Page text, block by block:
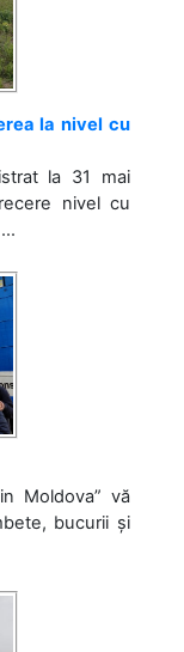
la nivel cu
la 31 mai
nivel cu
Moldova” vă
bucurii și